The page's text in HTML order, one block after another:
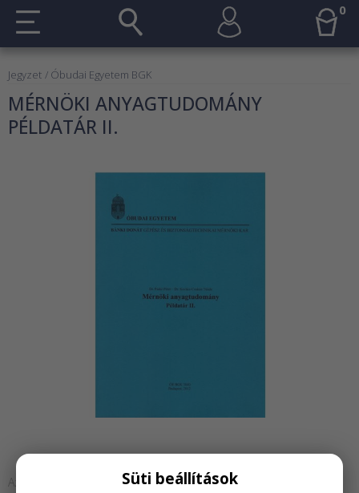
0
Jegyzet / Óbudai Egyetem BGK
MÉRNÖKI ANYAGTUDOMÁNY
PÉLDATÁR II.
Azonnal raktárról Süti beállítások